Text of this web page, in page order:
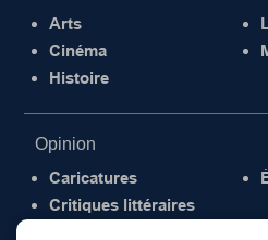
Arts
Cinéma
Histoire
Opinion
Caricatures
Critiques littéraires